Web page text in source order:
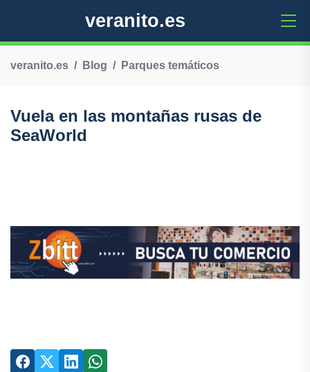
veranito.es
veranito.es Blog Parques temáticos
Vuela en las montañas rusas de
SeaWorld